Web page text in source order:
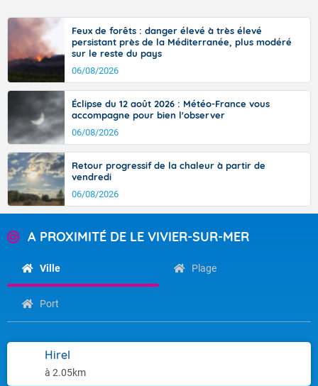
Feux de forêts : danger élevé à très élevé
persistant près de la Méditerranée, plus modéré
sur le reste du pays
06/08/2026
Éclipse du 12 août 2026 : Météo-France vous
accompagne pour bien l'observer
06/08/2026
Retour progressif de la chaleur à partir de
vendredi
06/08/2026
A PROXIMITÉ DE LE VIVIER-SUR-MER
Ville Plage
Port
Hirel
à 2.05km